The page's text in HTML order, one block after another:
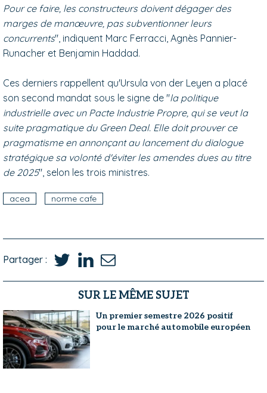
Pour ce faire, les constructeurs doivent dégager des
marges de manœuvre, pas subventionner leurs
concurrents", indiquent Marc Ferracci, Agnès Pannier-
Runacher et Benjamin Haddad.
Ces derniers rappellent qu'Ursula von der Leyen a placé
son second mandat sous le signe de "la politique
industrielle avec un Pacte Industrie Propre, qui se veut la
suite pragmatique du Green Deal. Elle doit prouver ce
pragmatisme en annonçant au lancement du dialogue
stratégique sa volonté d'éviter les amendes dues au titre
de 2025", selon les trois ministres.
acea norme cafe
Partager :
SUR LE MÊME SUJET
Un premier semestre 2026 positif
pour le marché automobile européen